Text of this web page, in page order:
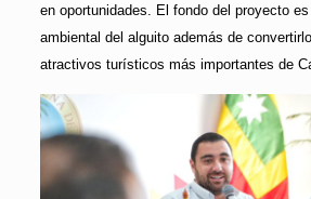
en oportunidades. El fondo del proyecto
ambiental del alguito además de
atractivos turísticos más importantes de